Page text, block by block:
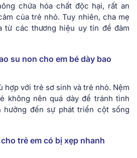
chứa hóa chất độc hại, rất an
của trẻ nhỏ. Tuy nhiên, cha mẹ
từ các thương hiệu uy tín để đảm
su non cho em bé dày bao
hợp với trẻ sơ sinh và trẻ nhỏ. Nệm
không nên quá dày để tránh tình
hưởng đến sự phát triển cột sống
trẻ em có bị xẹp nhanh